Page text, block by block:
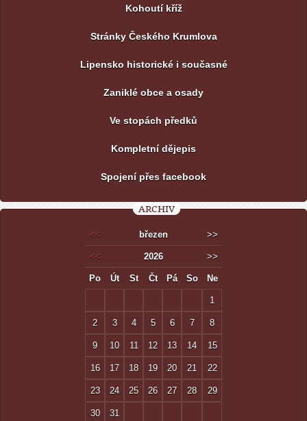
Kohoutí kříž
Stránky Českého Krumlova
Lipensko historické i současné
Zaniklé obce a osady
Ve stopách předků
Kompletní dějepis
Spojení přes facebook
ARCHIV
<< březen >>
<< 2026 >>
Po Út St Čt Pá So Ne
1
2 3 4 5 6 7 8
9 10 11 12 13 14 15
16 17 18 19 20 21 22
23 24 25 26 27 28 29
30 31